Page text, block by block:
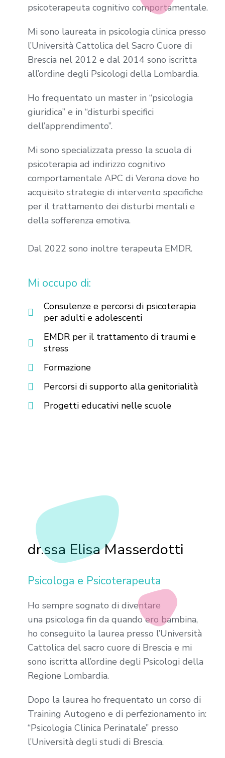
psicoterapeuta cognitivo comportamentale.
Mi sono laureata in psicologia clinica presso
l’Università Cattolica del Sacro Cuore di
Brescia nel 2012 e dal 2014 sono iscritta
all’ordine degli Psicologi della Lombardia.
Ho frequentato un master in “psicologia
giuridica” e in “disturbi specifici
dell’apprendimento”.
Mi sono specializzata presso la scuola di
psicoterapia ad indirizzo cognitivo
comportamentale APC di Verona dove ho
acquisito strategie di intervento specifiche
per il trattamento dei disturbi mentali e
della sofferenza emotiva.
Dal 2022 sono inoltre terapeuta EMDR.
Mi occupo di:
Consulenze e percorsi di psicoterapia
per adulti e adolescenti
EMDR per il trattamento di traumi e
stress
Formazione
Percorsi di supporto alla genitorialità
Progetti educativi nelle scuole
dr.ssa Elisa Masserdotti
Psicologa e Psicoterapeuta
Ho sempre sognato di diventare
una psicologa fin da quando ero bambina,
ho conseguito la laurea presso l’Università
Cattolica del sacro cuore di Brescia e mi
sono iscritta all’ordine degli Psicologi della
Regione Lombardia.
Dopo la laurea ho frequentato un corso di
Training Autogeno e di perfezionamento in:
“Psicologia Clinica Perinatale” presso
l’Università degli studi di Brescia.